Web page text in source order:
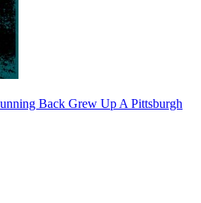
Back Grew Up A Pittsburgh